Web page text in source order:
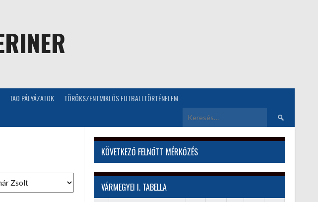
TAO PÁLYÁZATOK TÖRÖKSZENTMIKLÓS FUTBALLTÖRTÉNELEM
Keresés:
KÖVETKEZŐ FELNŐTT MÉRKŐZÉS
VÁRMEGYEI I. TABELLA